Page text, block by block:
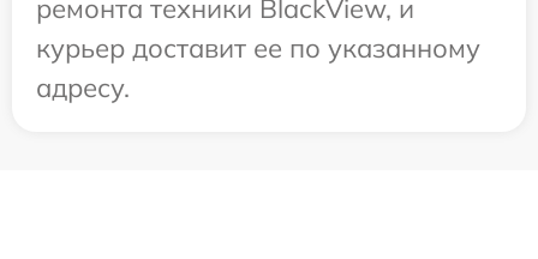
ремонта техники BlackView, и
курьер доставит ее по указанному
адресу.